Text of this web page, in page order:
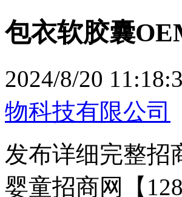
包衣软胶囊
2024/8/20
物科技有限公司
发布详细完整招
婴童招商网【